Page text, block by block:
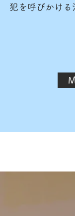
犯を呼びかける